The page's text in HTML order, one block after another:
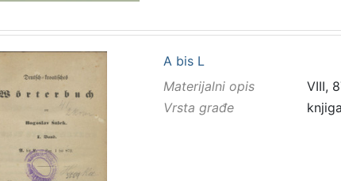
A bis L
Materijalni opis
VIII,
Vrsta građe
knjiga